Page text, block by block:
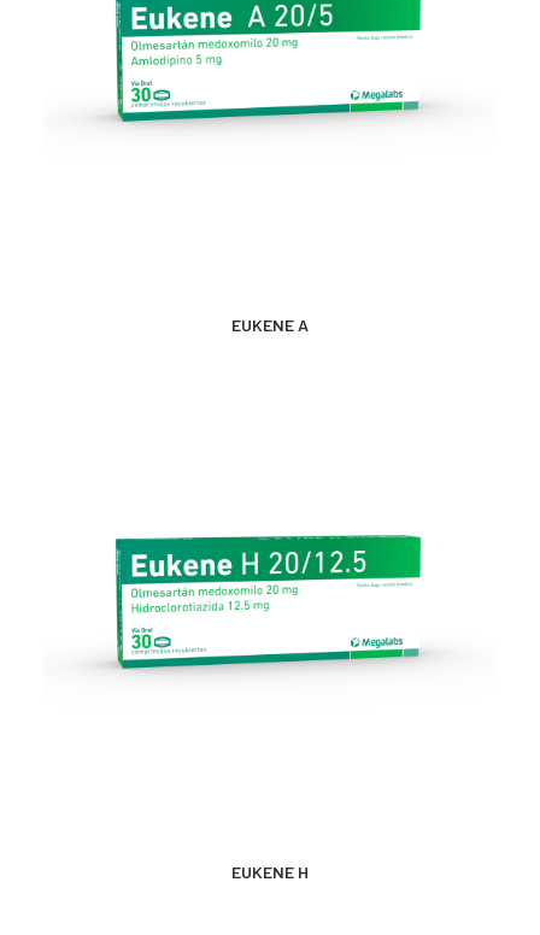
CONTACTO
SEARCH
MÁS INFORMACIÓN
EUKENE A
MÁS INFORMACIÓN
EUKENE H